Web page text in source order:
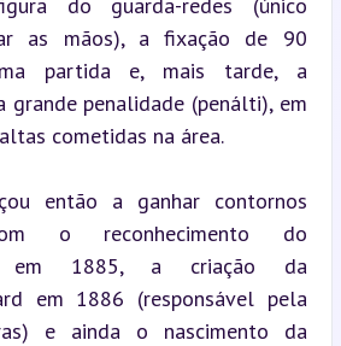
as mãos), a fixação de 90
partida e, mais tarde, a
grande penalidade (penálti), em
cometidas na área.
então a ganhar contornos
o reconhecimento do
em 1885, a criação da
em 1886 (responsável pela
e ainda o nascimento da